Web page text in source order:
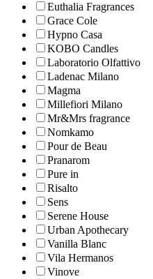
Euthalia Fragrances
Grace Cole
Hypno Casa
KOBO Candles
Laboratorio Olfattivo
Ladenac Milano
Magma
Millefiori Milano
Mr&Mrs fragrance
Nomkamo
Pour de Beau
Pranarom
Pure in
Risalto
Sens
Serene House
Urban Apothecary
Vanilla Blanc
Vila Hermanos
Vinove